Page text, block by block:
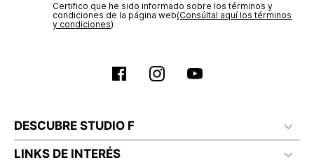
Certifico que he sido informado sobre los términos y
condiciones de la página web‎(Consúltal aquí los términos
y condiciones)
DESCUBRE STUDIO F
LINKS DE INTERÉS